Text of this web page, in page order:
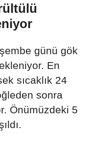
günü gök
En
sıcaklık 24
sonra
Önümüzdeki 5